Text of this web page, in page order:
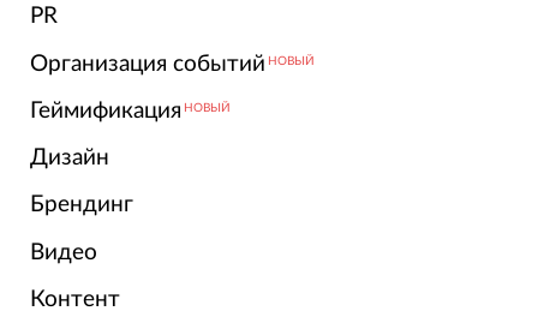
PR
Организация событий НОВЫЙ
Геймификация НОВЫЙ
Дизайн
Брендинг
Видео
Контент